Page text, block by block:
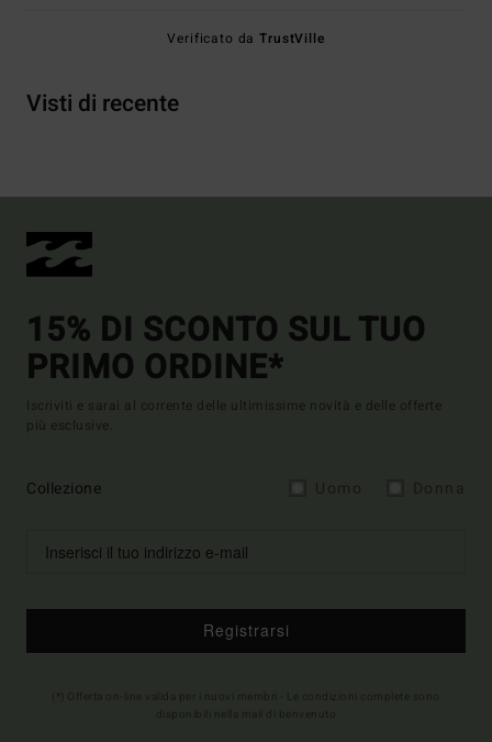
Verificato daTrustVille
Visti di recente
15% DI SCONTO SUL TUO
PRIMO ORDINE*
Iscriviti e sarai al corrente delle ultimissime novità e delle offerte
più esclusive.
Collezione
Registrarsi